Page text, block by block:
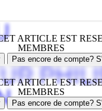
ARTICLE EST
MEMBRES
Pas encore de compte?
ARTICLE EST
MEMBRES
Pas encore de compte?